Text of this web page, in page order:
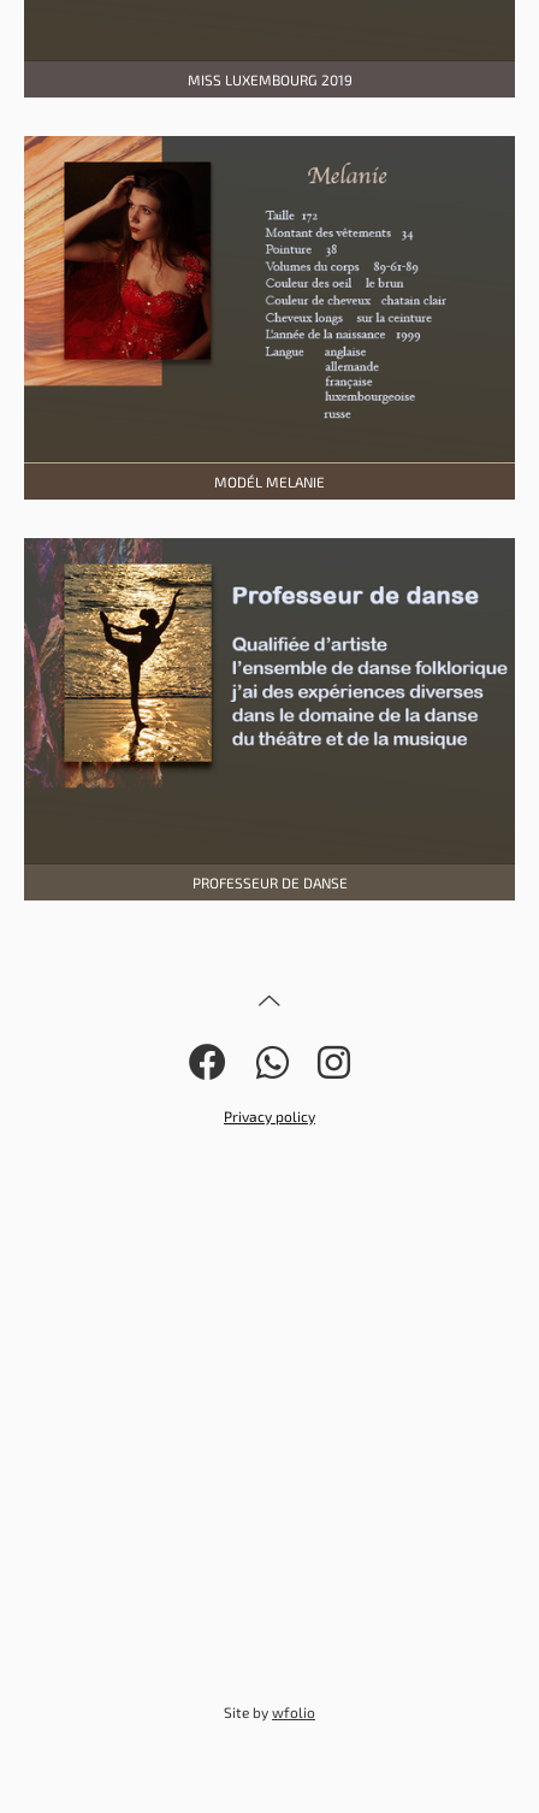
MISS LUXEMBOURG 2019
MODÉL MELANIE
PROFESSEUR DE DANSE
Privacy policy
Site by wfolio